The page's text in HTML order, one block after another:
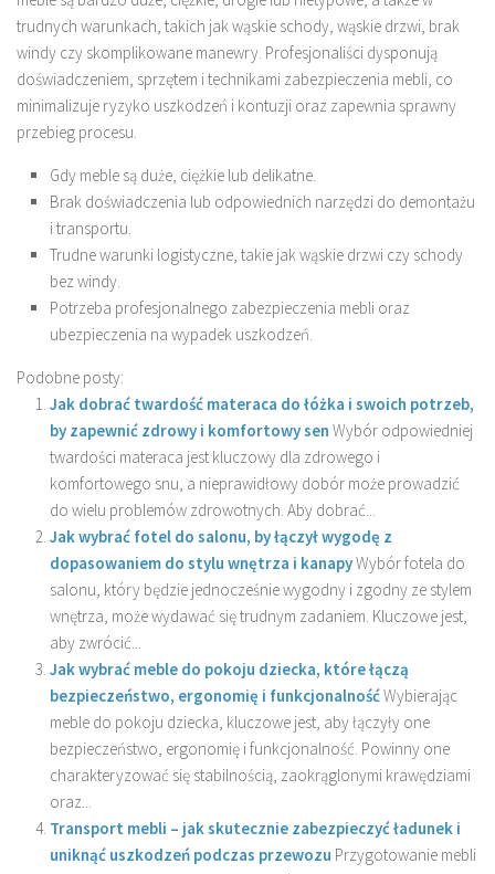
trudnych warunkach, takich jak wąskie schody, wąskie drzwi, brak
windy czy skomplikowane manewry. Profesjonaliści dysponują
doświadczeniem, sprzętem i technikami zabezpieczenia mebli, co
minimalizuje ryzyko uszkodzeń i kontuzji oraz zapewnia sprawny
przebieg procesu.
Gdy meble są duże, ciężkie lub delikatne.
Brak doświadczenia lub odpowiednich narzędzi do demontażu
i transportu.
Trudne warunki logistyczne, takie jak wąskie drzwi czy schody
bez windy.
Potrzeba profesjonalnego zabezpieczenia mebli oraz
ubezpieczenia na wypadek uszkodzeń.
Podobne posty:
Jak dobrać twardość materaca do łóżka i swoich potrzeb,
by zapewnić zdrowy i komfortowy sen Wybór odpowiedniej
twardości materaca jest kluczowy dla zdrowego i
komfortowego snu, a nieprawidłowy dobór może prowadzić
do wielu problemów zdrowotnych. Aby dobrać...
Jak wybrać fotel do salonu, by łączył wygodę z
dopasowaniem do stylu wnętrza i kanapyWybór fotela do
salonu, który będzie jednocześnie wygodny i zgodny ze stylem
wnętrza, może wydawać się trudnym zadaniem. Kluczowe jest,
aby zwrócić...
Jak wybrać meble do pokoju dziecka, które łączą
bezpieczeństwo, ergonomię i funkcjonalnośćWybierając
meble do pokoju dziecka, kluczowe jest, aby łączyły one
bezpieczeństwo, ergonomię i funkcjonalność. Powinny one
charakteryzować się stabilnością, zaokrąglonymi krawędziami
oraz...
Transport mebli – jak skutecznie zabezpieczyć ładunek i
uniknąć uszkodzeń podczas przewozu Przygotowanie mebli